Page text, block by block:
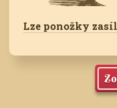
Lze ponožky